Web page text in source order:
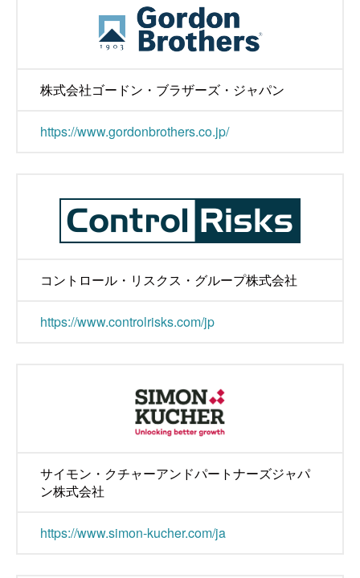
株式会社ゴードン・ブラザーズ・ジャパン
https://www.gordonbrothers.co.jp/
コントロール・リスクス・グループ株式会社
https://www.controlrisks.com/jp
サイモン・クチャーアンドパートナーズジャパ
ン株式会社
https://www.simon-kucher.com/ja